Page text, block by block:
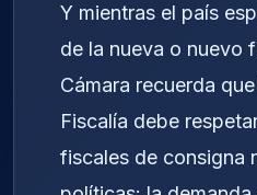
Y mientras el país
de la nueva o nuevo
Cámara recuerda
Fiscalía debe
fiscales de consigna